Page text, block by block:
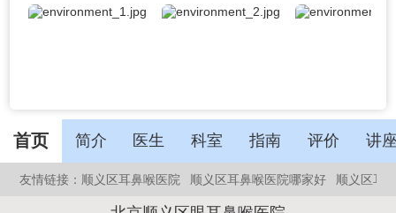
首页 简介 医生 科室 指南 评价 讲
友情链接： 顺义区耳鼻喉医院 顺义区耳鼻喉医院哪家好 顺义区耳